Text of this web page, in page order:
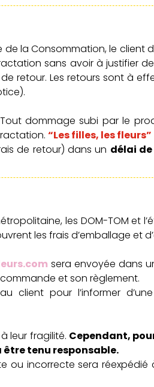
de la Consommation, le client
sans avoir à justifier
retour. Les retours sont à
dommage subi par le
“Les filles, les fleurs”
de retour) dans un délai
les DOM-TOM et
les frais d’emballage et
sera envoyée dans
et son règlement.
client pour l’informer
leur fragilité. Cependant,
être tenu responsable.
ou incorrecte sera réexpédié